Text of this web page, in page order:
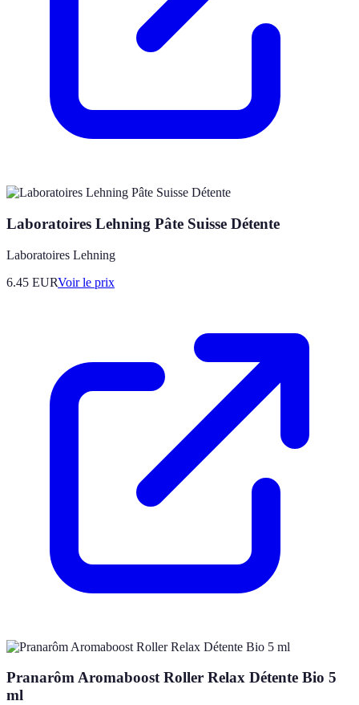
Laboratoires Lehning Pâte Suisse Détente
Laboratoires Lehning
6.45 EURVoir le prix
Pranarôm Aromaboost Roller Relax Détente Bio 5
ml